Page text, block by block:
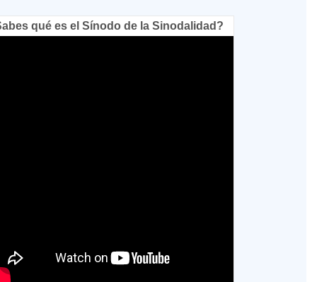
qué es el Sínodo de la Sinodalidad?